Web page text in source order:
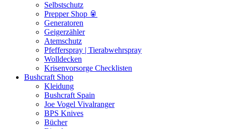
Selbstschutz
Prepper Shop 🥫
Generatoren
Geigerzähler
Atemschutz
Pfefferspray | Tierabwehrspray
Wolldecken
Krisenvorsorge Checklisten
Bushcraft Shop
Kleidung
Bushcraft Spain
Joe Vogel Vivalranger
BPS Knives
Bücher